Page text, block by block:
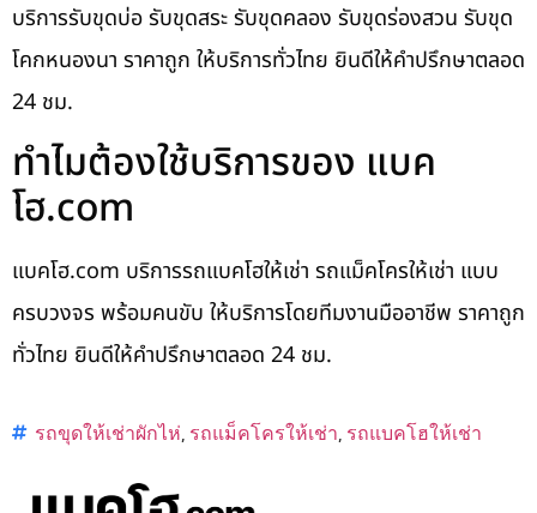
บริการรับขุดบ่อ รับขุดสระ รับขุดคลอง รับขุดร่องสวน รับขุด
โคกหนองนา ราคาถูก ให้บริการทั่วไทย ยินดีให้คำปรึกษาตลอด
24 ชม.
ทำไมต้องใช้บริการของ แบค
โฮ.com
แบคโฮ.com บริการรถแบคโฮให้เช่า รถแม็คโครให้เช่า แบบ
ครบวงจร พร้อมคนขับ ให้บริการโดยทีมงานมืออาชีพ ราคาถูก
ทั่วไทย ยินดีให้คำปรึกษาตลอด 24 ชม.
รถขุดให้เช่าผักไห่, รถแม็คโครให้เช่า, รถแบคโฮให้เช่า